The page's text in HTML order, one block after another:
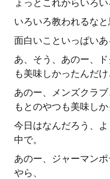
ょっとこれからいろい
いろいろ教われるなと
面白いこといっぱいあ
あ、そう、あのー、
も美味しかったんだけ
あのー、メンズクラ
もとのやつも美味しか
今日はなんだろう、
中で。
あのー、ジャーマン
やら、